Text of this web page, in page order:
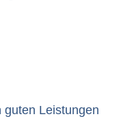
guten Leistungen